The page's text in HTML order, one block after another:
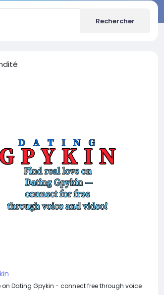
Rechercher
on Dating Gpykin - connect free through voice